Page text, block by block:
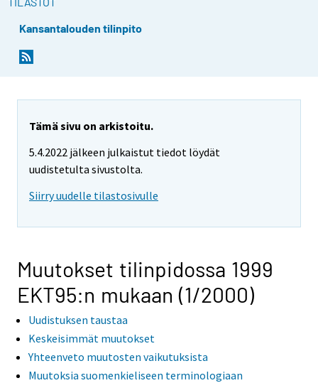
Kansantalouden tilinpito
Tämä sivu on arkistoitu.
5.4.2022 jälkeen julkaistut tiedot löydät
uudistetulta sivustolta.
Siirry uudelle tilastosivulle
Muutokset tilinpidossa 1999
EKT95:n mukaan (1/2000)
Uudistuksen taustaa
Keskeisimmät muutokset
Yhteenveto muutosten vaikutuksista
Muutoksia suomenkieliseen terminologiaan